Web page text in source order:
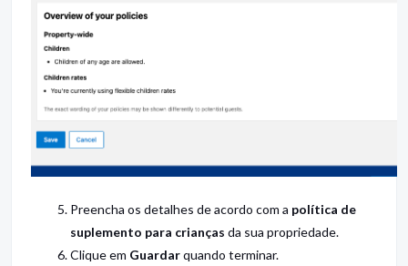
Preencha os detalhes de acordo com a política de
suplemento para crianças da sua propriedade.
Clique em Guardarquando terminar.